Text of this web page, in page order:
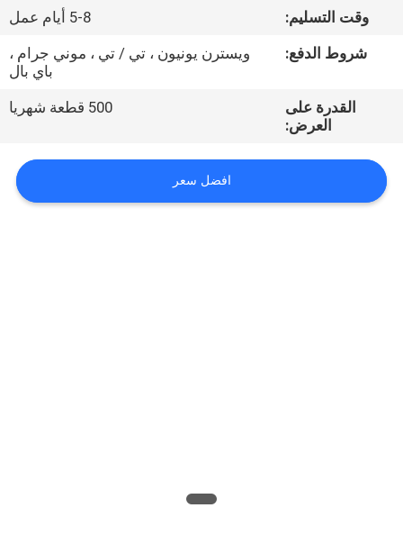
المعمل
الجودة
اتصل
بنا
وقت التسليم:
5-8 أيام عمل
شروط الدفع:
ويسترن يونيون ، تي / تي ، موني جرام ،
باي بال
القدرة على
العرض:
500 قطعة شهريا
افضل سعر